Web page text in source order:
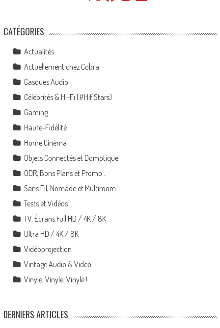
CATÉGORIES
Actualités
Actuellement chez Cobra
Casques Audio
Célébrités & Hi-Fi (#HifiStars)
Gaming
Haute-Fidélité
Home Cinéma
Objets Connectés et Domotique
ODR, Bons Plans et Promo…
Sans Fil, Nomade et Multiroom
Tests et Vidéos
TV, Écrans Full HD / 4K / 8K
Ultra HD / 4K / 8K
Vidéoprojection
Vintage Audio & Video
Vinyle, Vinyle, Vinyle !
DERNIERS ARTICLES